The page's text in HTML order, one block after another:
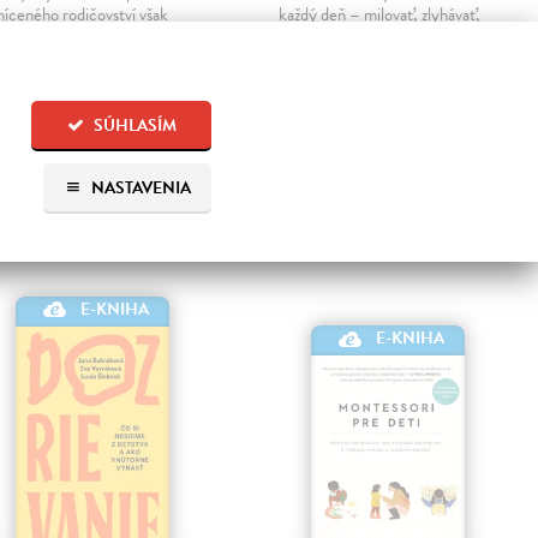
SÚHLASÍM
NASTAVENIA
rodičovství však
€
každý deň – milovať, zlyhávať,
E-KNIHA
E-KNIHA